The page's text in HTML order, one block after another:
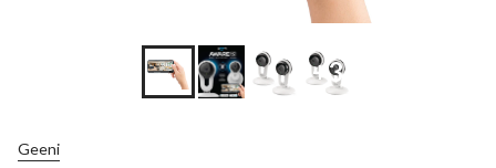
+3
Geeni